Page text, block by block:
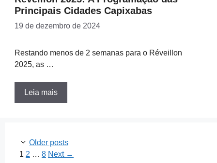
Principais Cidades Capixabas
19 de dezembro de 2024
Restando menos de 2 semanas para o Réveillon
2025, as …
Leia mais
Older posts
Page
1 Page
2 … Page
8 Next →